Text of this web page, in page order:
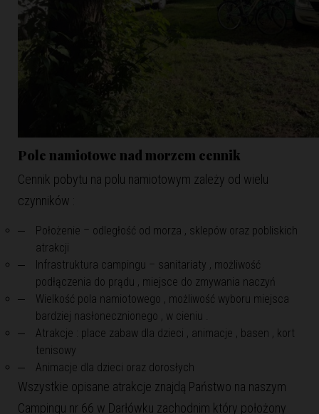
Pole namiotowe nad morzem cennik
Cennik pobytu na polu namiotowym zależy od wielu
czynników :
Położenie – odległość od morza , sklepów oraz pobliskich
atrakcji
Infrastruktura campingu – sanitariaty , możliwość
podłączenia do prądu , miejsce do zmywania naczyń
Wielkość pola namiotowego , możliwość wyboru miejsca
bardziej nasłonecznionego , w cieniu .
Atrakcje : place zabaw dla dzieci , animacje , basen , kort
tenisowy
Animacje dla dzieci oraz dorosłych
Wszystkie opisane atrakcje znajdą Państwo na naszym
Campingu nr 66 w Darłówku zachodnim który położony